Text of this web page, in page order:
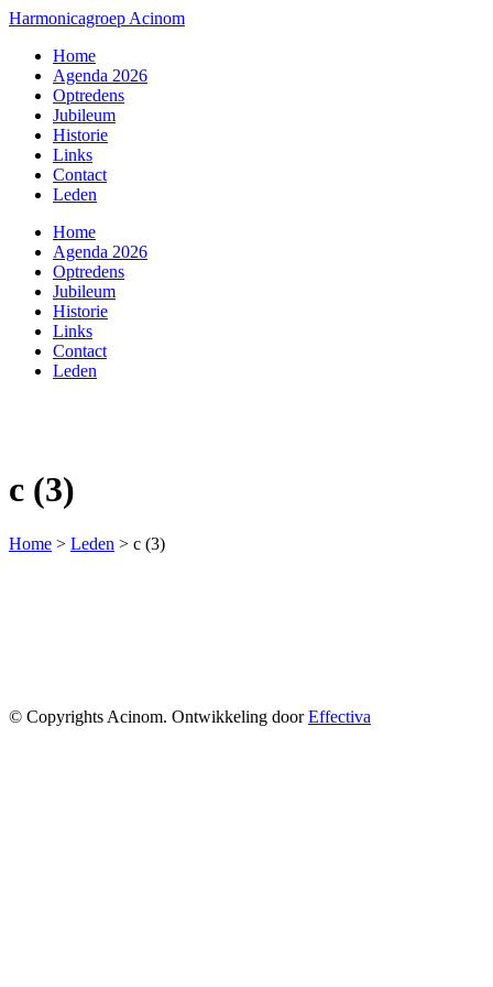
Harmonicagroep Acinom
Home
Agenda 2026
Optredens
Jubileum
Historie
Links
Contact
Leden
Home
Agenda 2026
Optredens
Jubileum
Historie
Links
Contact
Leden
c (3)
Home > Leden > c (3)
© Copyrights Acinom. Ontwikkeling doorEffectiva